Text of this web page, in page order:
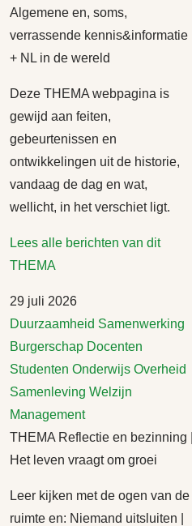
Algemene en, soms,
verrassende kennis&informatie
+ NL in de wereld
Deze THEMA webpagina is
gewijd aan feiten,
gebeurtenissen en
ontwikkelingen uit de historie,
vandaag de dag en wat,
wellicht, in het verschiet ligt.
Lees alle berichten van dit
THEMA
29 juli 2026
Duurzaamheid Samenwerking
Burgerschap Docenten
Studenten Onderwijs Overheid
Samenleving Welzijn
Management
THEMA Reflectie en bezinning |
Het leven vraagt om groei
Leer kijken met de ogen van de
ruimte en: Niemand uitsluiten |